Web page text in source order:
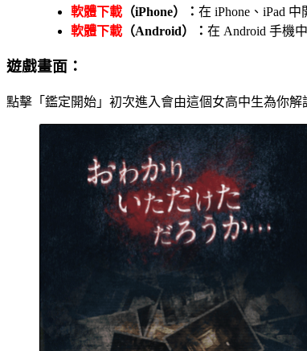
軟體下載 （iPhone）： 在 iPhone、iPad
軟體下載 （Android）： 在 Android 手機
遊戲畫面：
點擊「鑑定開始」初次進入會由這個女高中生為你